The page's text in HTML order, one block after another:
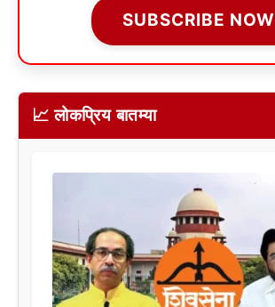
SUBSCRIBE NOW
📈 लोकप्रिय बातम्या